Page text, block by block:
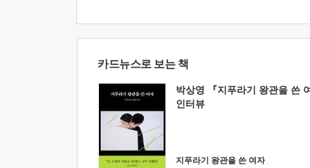
카드뉴스로 보는 책
박상영 『지푸라기 왕관을 쓴
인터뷰
지푸라기 왕관을 쓴 여자